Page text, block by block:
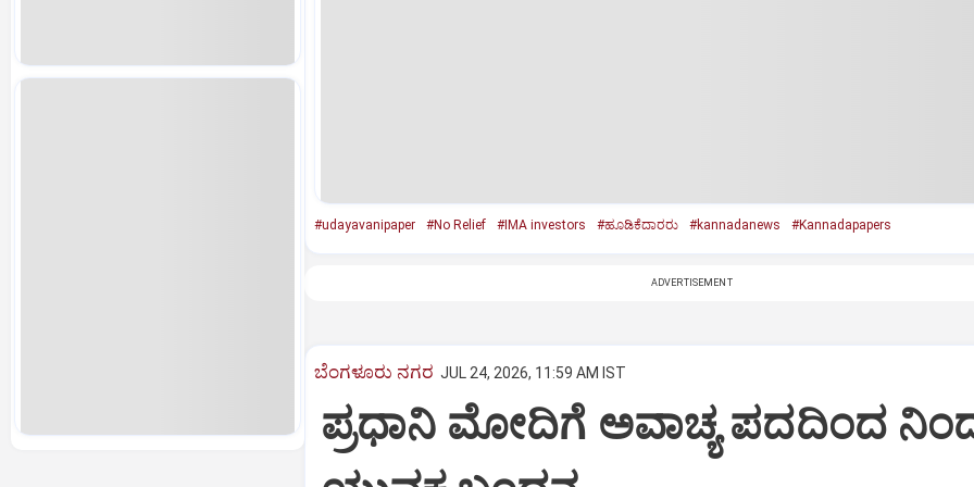
#udayavanipaper #No Relief #IMA investors #ಹೂಡಿಕೆದಾರರು #kannadanews #Kannadapapers
ADVERTISEMENT
ಬೆಂಗಳೂರು ನಗರ JUL 24, 2026, 11:59 AM IST
ಪ್ರಧಾನಿ ಮೋದಿಗೆ ಅವಾಚ್ಯ ಪದದಿಂದ